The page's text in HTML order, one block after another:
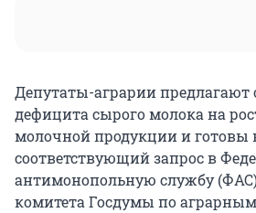
Депутаты-аграрии предлагают
дефицита сырого молока на
молочной продукции и готовы
соответствующий запрос в
антимонопольную службу
комитета Госдумы по